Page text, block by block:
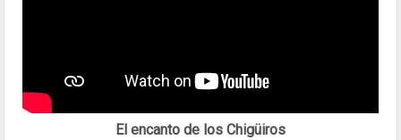
El encanto de los Chigüiros